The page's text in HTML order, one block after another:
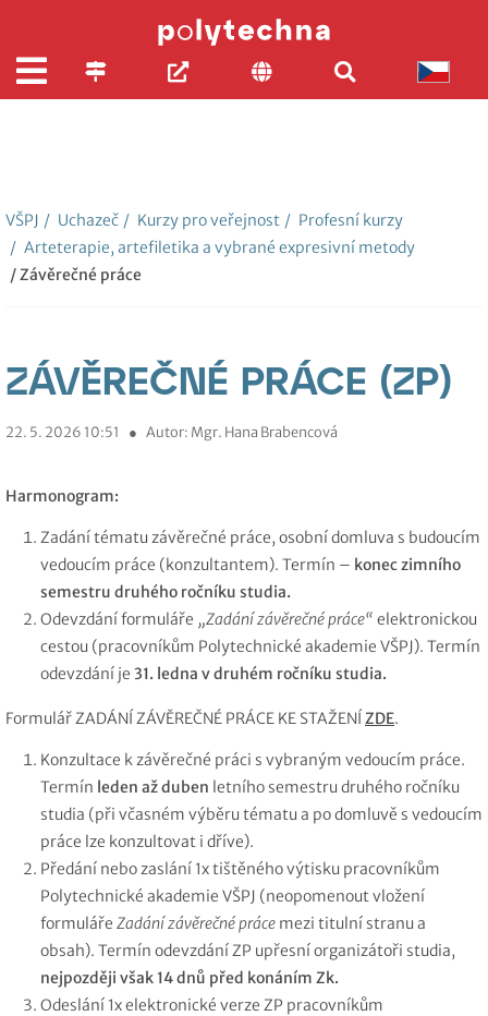
VŠPJ / Uchazeč / Kurzy pro veřejnost / Profesní kurzy
/ Arteterapie, artefiletika a vybrané expresivní metody
/ Závěrečné práce
ZÁVĚREČNÉ PRÁCE (ZP)
22. 5. 2026 10:51 ● Autor: Mgr. Hana Brabencová
Harmonogram:
Zadání tématu závěrečné práce, osobní domluva s budoucím
vedoucím práce (konzultantem). Termín –⁠ konec zimního
semestru druhého ročníku studia.
Odevzdání formuláře „Zadání závěrečné práce“ elektronickou
cestou (pracovníkům Polytechnické akademie VŠPJ). Termín
odevzdání je ⁠ 31. ledna v druhém ročníku studia.
Formulář ZADÁNÍ ZÁVĚREČNÉ PRÁCE KE STAŽENÍ ZDE.
Konzultace k závěrečné práci s vybraným vedoucím práce.
Termín⁠ leden až duben letního semestru druhého ročníku
studia (při včasném výběru tématu a po domluvě s vedoucím
práce lze konzultovat i dříve).
Předání nebo zaslání 1x tištěného výtisku pracovníkům
Polytechnické akademie VŠPJ (neopomenout vložení
formuláře Zadání závěrečné práce mezi titulní stranu a
obsah). Termín odevzdání ZP upřesní organizátoři studia,
nejpozději však 14 dnů před konáním Zk.
Odeslání 1x elektronické verze ZP pracovníkům